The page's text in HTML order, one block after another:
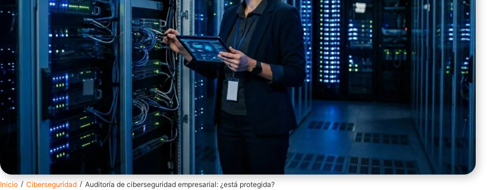
Inicio / Ciberseguridad / Auditoría de ciberseguridad empresarial: ¿está protegida?